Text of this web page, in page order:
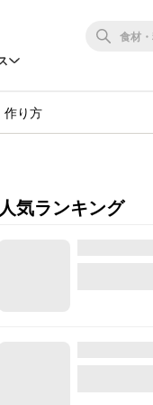
作り方
人気ランキング